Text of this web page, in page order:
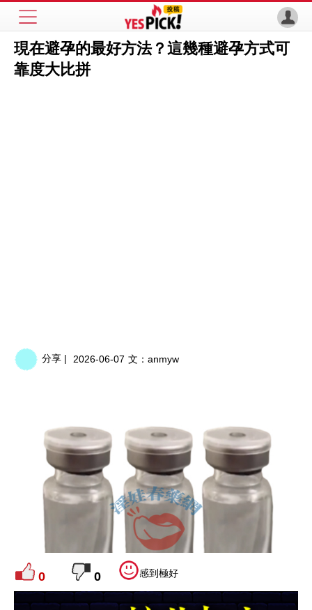
現在避孕的最好方法？這幾種避孕方式可
靠度大比拼
分享 | 2026-06-07 文： anmyw
0 0 感到極好